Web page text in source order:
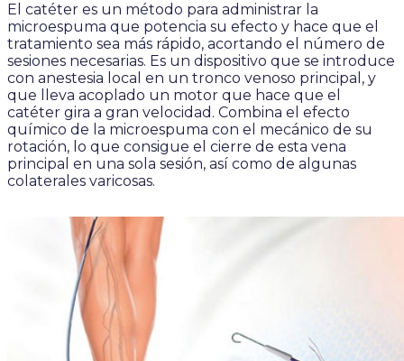
El catéter es un método para administrar la
microespuma que potencia su efecto y hace que el
tratamiento sea más rápido, acortando el número de
sesiones necesarias. Es un dispositivo que se introduce
con anestesia local en un tronco venoso principal, y
que lleva acoplado un motor que hace que el
catéter gira a gran velocidad. Combina el efecto
químico de la microespuma con el mecánico de su
rotación, lo que consigue el cierre de esta vena
principal en una sola sesión, así como de algunas
colaterales varicosas.